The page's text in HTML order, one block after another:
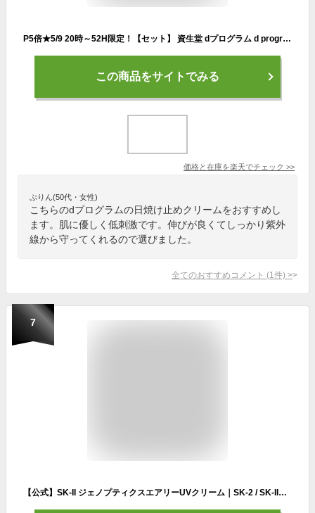
P5倍★5/9 20時～52H限定！【セット】 資生堂 dプログラム d program アレルバリア エッセンス N SPF50+/PA+++ 40mL 2個セット 日中用美容液 母の日
この商品をサイトでみる
価格と在庫を楽天でチェック >>
ぷりん(50代・女性)
こちらのdプログラムの日焼け止めクリームをおすすめし
ます。肌に優しく低刺激です。伸びが良くてしっかり紫外
線から守ってくれるので選びました。
全てのおすすめコメント (1 件) >
7
【公式】SK-II ジェノプティクスエアリーUVクリーム｜SK-2 / SK-II（エスケーツー） 正規品 送料無料 SK2 SKII UVケア スキンケア トーンアップ 下地 誕生日 女性 化粧品 コスメ 妻 誕生日 化粧下地 ベース uv ケア 紫外線対策